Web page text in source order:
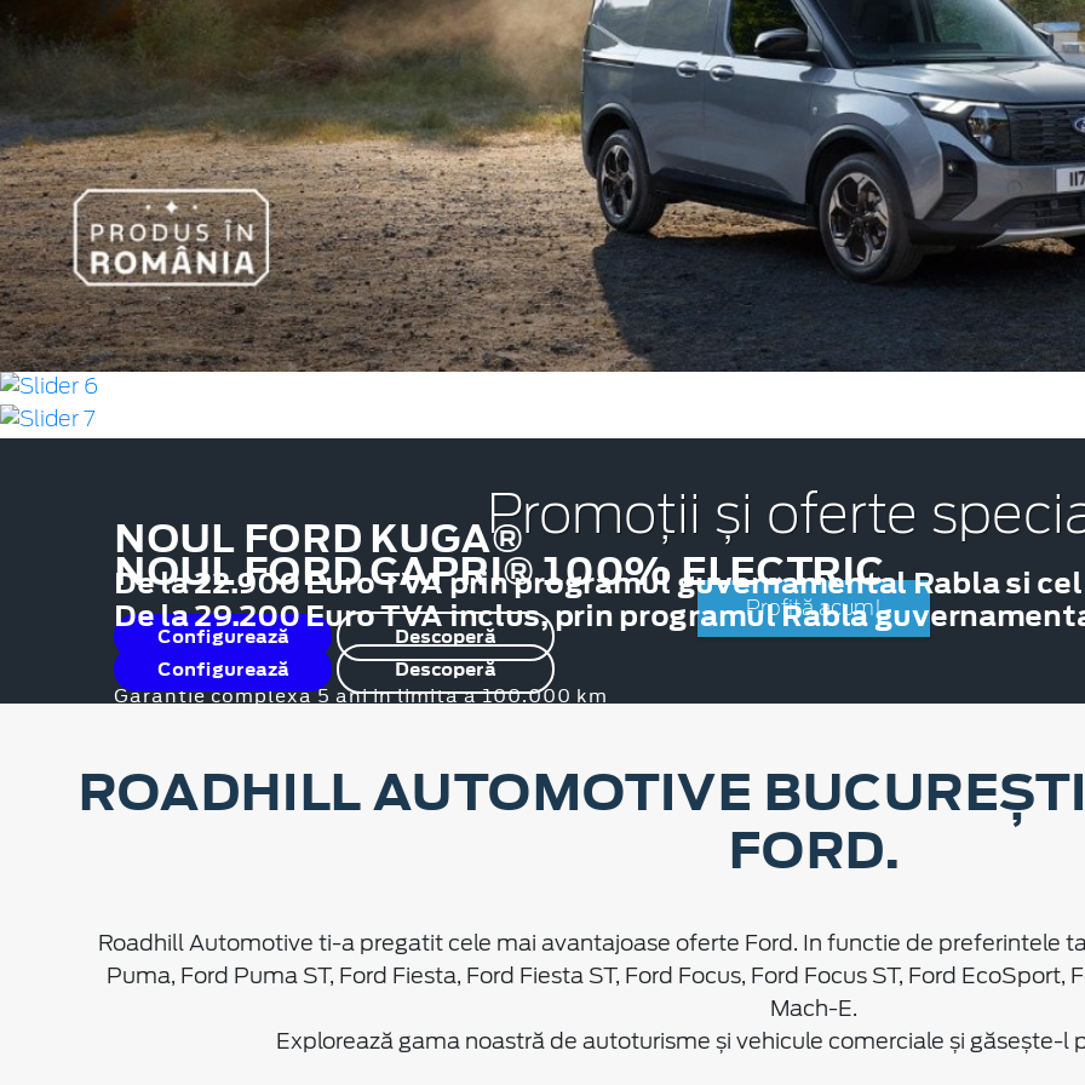
NOUL FORD KUGA®
De la 22.900 Euro TVA prin programul guvernamental Rabla si
Configurează Descoperă
Garanție complexă 5 ani in limita a 100.000 km
NOUL FORD CAPRI® 100% ELECTRIC
De la 29.200 Euro TVA inclus, prin programul Rabla
Configurează Descoperă
Promoții și oferte
Profită acum!
ROADHILL AUTOMOTIVE
FORD.
Roadhill Automotive ti-a pregatit cele mai avantajoase oferte Ford. In functie de preferintele
Puma, Ford Puma ST, Ford Fiesta, Ford Fiesta ST, Ford Focus, Ford Focus ST, Ford
Mach-E.
Explorează gama noastră de autoturisme și vehicule comerciale și găsește-l